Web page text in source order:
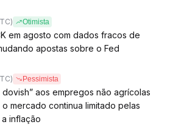
Otimista
em agosto com dados fracos de
apostas sobre o Fed
Pessimista
dovish” aos empregos não agrícolas
mercado continua limitado pelas
inflação